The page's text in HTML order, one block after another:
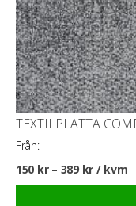
TEXTILPLATTA
Från:
150 kr– 389 kr/ kvm